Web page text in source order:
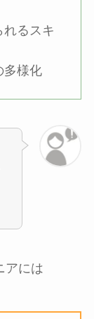
れるスキ
多様化
アには